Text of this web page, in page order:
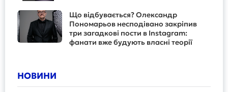
Що відбувається? Олександр
Пономарьов несподівано закріпив
три загадкові пости в Instagram:
фанати вже будують власні теорії
НОВИНИ